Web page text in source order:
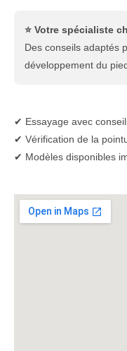
⭐ Votre spécialiste
Des conseils adaptés
développement du
✔ Essayage avec
✔ Vérification de la
✔ Modèles disponibles